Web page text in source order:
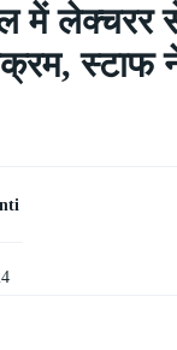
में लेक्चरर
स्टाफ